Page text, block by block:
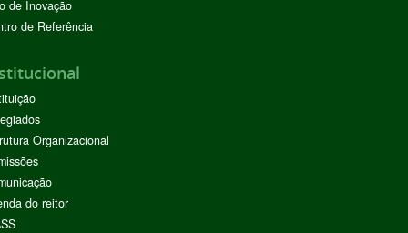
de Inovação
de Referência
Organizacional
do reitor